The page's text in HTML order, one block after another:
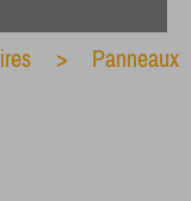
>
Panneaux